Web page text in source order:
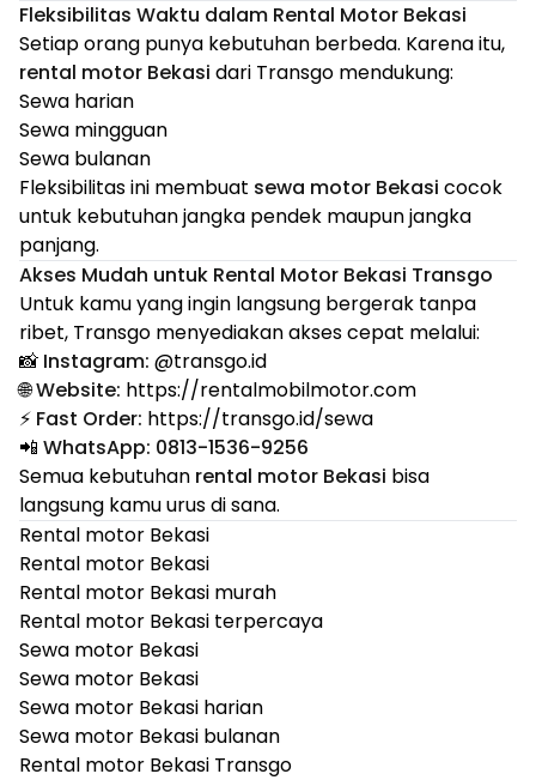
Fleksibilitas Waktu dalam Rental Motor Bekasi
Setiap orang punya kebutuhan berbeda. Karena itu,
rental motor Bekasi dari Transgo mendukung:
Sewa harian
Sewa mingguan
Sewa bulanan
Fleksibilitas ini membuat sewa motor Bekasi cocok
untuk kebutuhan jangka pendek maupun jangka
panjang.
Akses Mudah untuk Rental Motor Bekasi Transgo
Untuk kamu yang ingin langsung bergerak tanpa
ribet, Transgo menyediakan akses cepat melalui:
📸 Instagram: @transgo.id
🌐Website: https://rentalmobilmotor.com
⚡ Fast Order: https://transgo.id/sewa
📲 WhatsApp: 0813-1536-9256
Semua kebutuhan rental motor Bekasi bisa
langsung kamu urus di sana.
Rental motor Bekasi
Rental motor Bekasi
Rental motor Bekasi murah
Rental motor Bekasi terpercaya
Sewa motor Bekasi
Sewa motor Bekasi
Sewa motor Bekasi harian
Sewa motor Bekasi bulanan
Rental motor Bekasi Transgo